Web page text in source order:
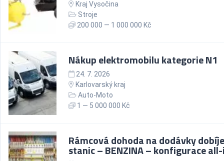
Kraj Vysočina
Stroje
200 000 — 1 000 000 Kč
Nákup elektromobilu kategorie N1
24. 7. 2026
Karlovarský kraj
Auto-Moto
1 — 5 000 000 Kč
Rámcová dohoda na dodávky
stanic – BENZINA – konfigurace